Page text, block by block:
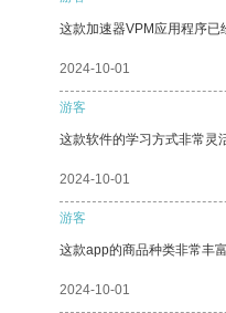
这款加速器VPM应用程序已
2024-10-01
游客
这款软件的学习方式非常灵
2024-10-01
游客
这款app的商品种类非常丰
2024-10-01